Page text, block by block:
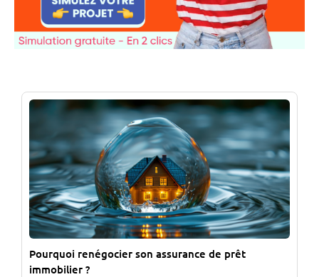
Pourquoi renégocier son assurance de prêt
immobilier ?